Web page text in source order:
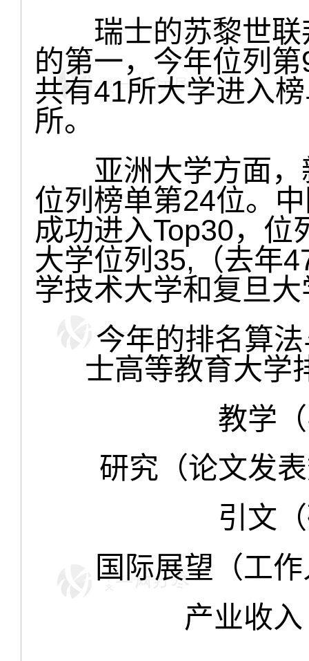
瑞士的苏黎世联
的第一，今年位列
共有41所大学进入
所。
亚洲大学方面，
位列榜单第24位。
成功进入Top30，位
大学位列35,（去年
学技术大学和复旦
今年的排名算法
士高等教育大学
教学（
研究（论文发表
引文（
国际展望（工作
产业收入